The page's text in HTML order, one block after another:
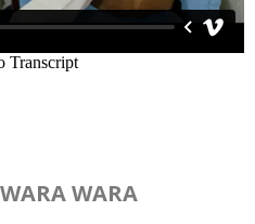
WARA